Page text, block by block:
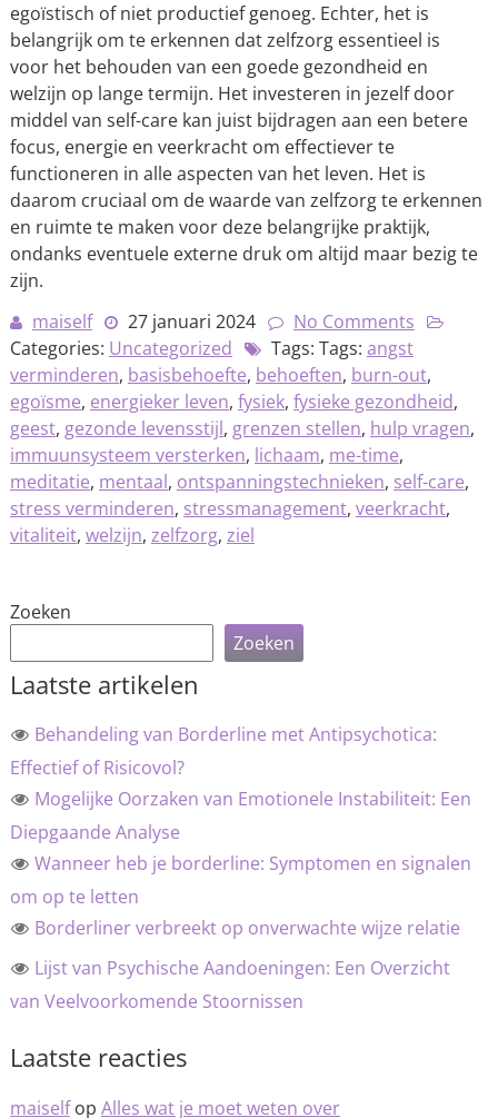
egoïstisch of niet productief genoeg. Echter, het is
belangrijk om te erkennen dat zelfzorg essentieel is
voor het behouden van een goede gezondheid en
welzijn op lange termijn. Het investeren in jezelf door
middel van self-care kan juist bijdragen aan een betere
focus, energie en veerkracht om effectiever te
functioneren in alle aspecten van het leven. Het is
daarom cruciaal om de waarde van zelfzorg te erkennen
en ruimte te maken voor deze belangrijke praktijk,
ondanks eventuele externe druk om altijd maar bezig te
zijn.
maiself
27 januari 2024
No Comments
Categories: Uncategorized Tags: Tags: angst
verminderen, basisbehoefte, behoeften, burn-out,
egoïsme, energieker leven, fysiek, fysieke gezondheid,
geest, gezonde levensstijl, grenzen stellen, hulp vragen,
immuunsysteem versterken, lichaam, me-time,
meditatie, mentaal, ontspanningstechnieken, self-care,
stress verminderen, stressmanagement, veerkracht,
vitaliteit, welzijn, zelfzorg, ziel
Zoeken
Zoeken
Laatste artikelen
Behandeling van Borderline met Antipsychotica:
Effectief of Risicovol?
Mogelijke Oorzaken van Emotionele Instabiliteit: Een
Diepgaande Analyse
Wanneer heb je borderline: Symptomen en signalen
om op te letten
Borderliner verbreekt op onverwachte wijze relatie
Lijst van Psychische Aandoeningen: Een Overzicht
van Veelvoorkomende Stoornissen
Laatste reacties
maiselfop Alles wat je moet weten over